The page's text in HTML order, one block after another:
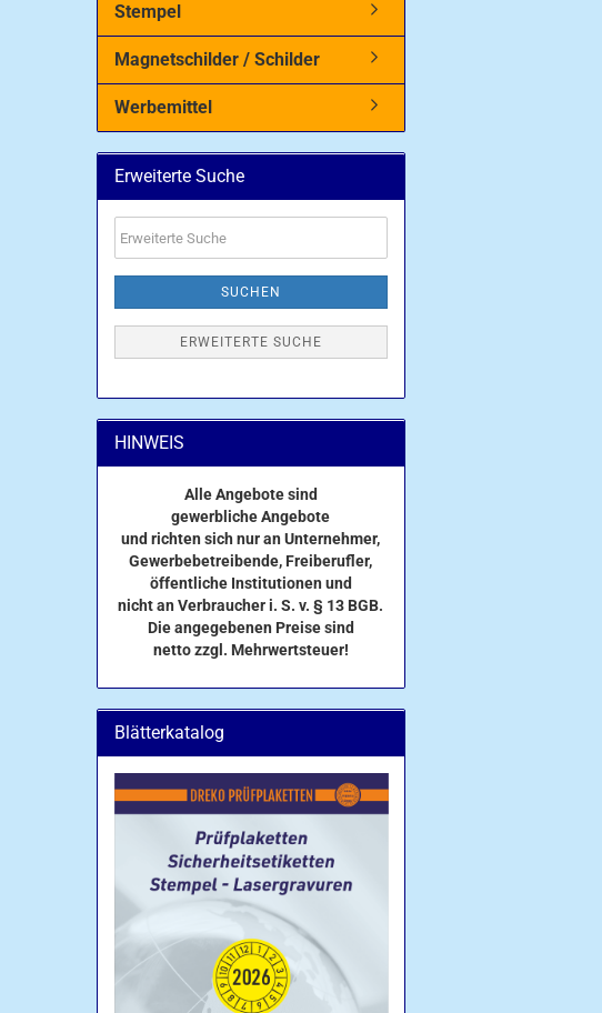
Stempel
Magnetschilder / Schilder
Werbemittel
Erweiterte Suche
Suche
SUCHEN
ERWEITERTE SUCHE
HINWEIS
Alle Angebote sind
gewerbliche Angebote
und richten sich nur an Unternehmer,
Gewerbebetreibende, Freiberufler,
öffentliche Institutionen und
nicht an Verbraucher i. S. v. § 13 BGB.
Die angegebenen Preise sind
netto zzgl. Mehrwertsteuer!
Blätterkatalog